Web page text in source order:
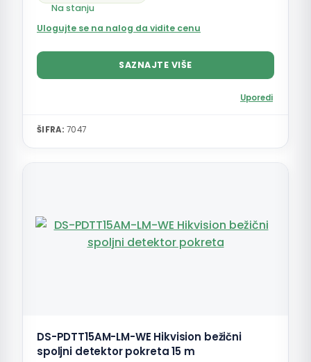
Na stanju
Ulogujte se na nalog da vidite cenu
SAZNAJTE VIŠE
Uporedi
ŠIFRA: 7047
DS-PDTT15AM-LM-WE Hikvision bežični
spoljni detektor pokreta 15 m